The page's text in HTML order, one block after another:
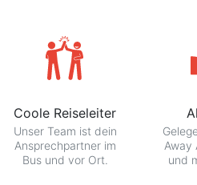
Coole Reiseleiter
Unser Team ist dein
Ansprechpartner im
Bus und vor Ort.
Away
und